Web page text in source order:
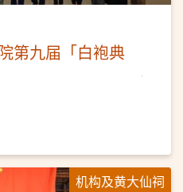
第九届「白袍典
机构及黄大仙祠